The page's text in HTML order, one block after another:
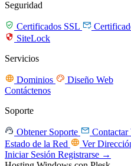
Seguridad
 Certificados SSL 
 SiteLock
Servicios
 Dominios  Diseño Web
Contáctenos
Soporte
 Obtener Soporte  Contactar
Estado de la Red  Ver
Iniciar Sesión Registrarse →